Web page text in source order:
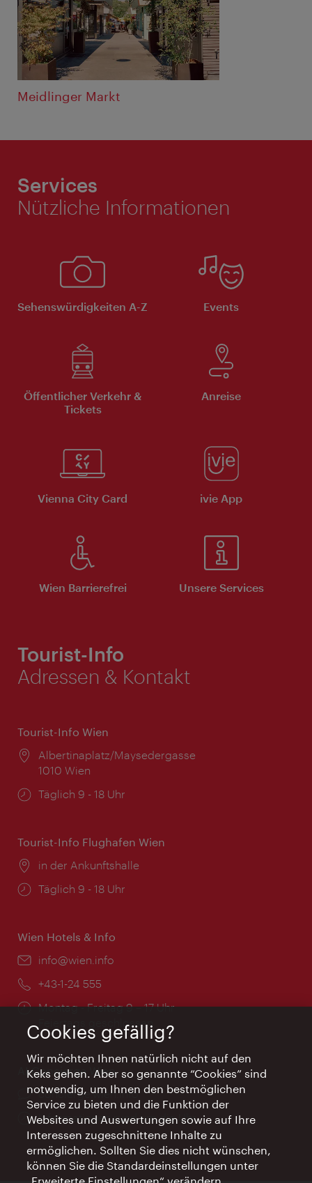
Meidlinger Markt
Services
Nützliche Informationen
Sehenswürdigkeiten A-Z Events
Öffentlicher Verkehr &
Tickets
Anreise
Vienna City Card ivie App
Wien Barrierefrei Unsere Services
Tourist-Info
Adressen & Kontakt
Tourist-Info Wien
Ort:
Albertinaplatz/Maysedergasse
1010 Wien
Öffnungszeiten:
Täglich 9 - 18 Uhr
Tourist-Info Flughafen Wien
Ort:
in der Ankunftshalle
Öffnungszeiten:
Täglich 9 - 18 Uhr
Wien Hotels & Info
Email:
info@wien.info
Telefon:
+43-1-24 555
Öffnungszeiten:
Montag - Freitag 9 – 17 Uhr
Feiertags geschlossen
AI Concierge Wien
Ort:
concierge.wien.info
Öffnungszeiten:
Informationen rund um die Uhr
Cookies gefällig?
Wir möchten Ihnen natürlich nicht auf den
Keks gehen. Aber so genannte “Cookies” sind
notwendig, um Ihnen den bestmöglichen
Service zu bieten und die Funktion der
Websites und Auswertungen sowie auf Ihre
Interessen zugeschnittene Inhalte zu
ermöglichen. Sollten Sie dies nicht wünschen,
können Sie die Standardeinstellungen unter